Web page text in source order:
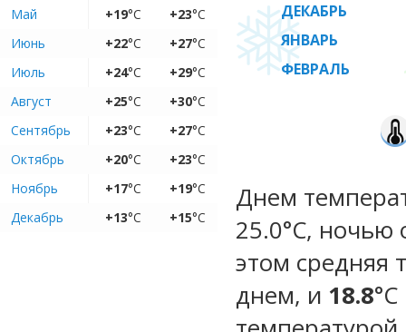
Май
+19°C +23°C
Июнь
+22°C +27°C
Июль
+24°C +29°C
Август
+25°C +30°C
Сентябрь
+23°C +27°C
Октябрь
+20°C +23°C
Ноябрь
+17°C +19°C
Декабрь
+13°C +15°C
ДЕКАБРЬ
ЯНВАРЬ
ФЕВРАЛЬ
Днем
25.0°C, ночью
этом средняя
днем, и 18.8